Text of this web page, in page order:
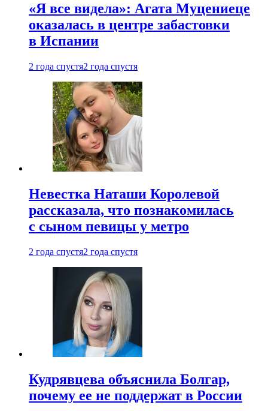
«Я все видела»: Агата Муцениеце
оказалась в центре забастовки
в Испании
2 года спустя2 года спустя
Невестка Наташи Королевой
рассказала, что познакомилась
с сыном певицы у метро
2 года спустя2 года спустя
Кудрявцева объяснила Болгар,
почему ее не поддержат в России